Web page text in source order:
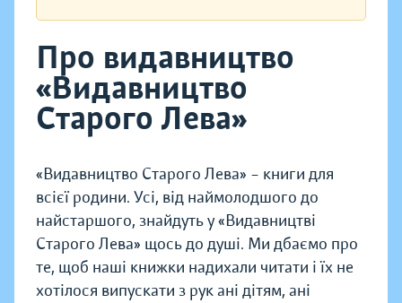
Про видавництво
«Видавництво
Старого Лева»
«Видавництво Старого Лева» – книги для
всієї родини. Усі, від наймолодшого до
найстаршого, знайдуть у «Видавництві
Старого Лева» щось до душі. Ми дбаємо про
те, щоб наші книжки надихали читати і їх не
хотілося випускати з рук ані дітям, ані